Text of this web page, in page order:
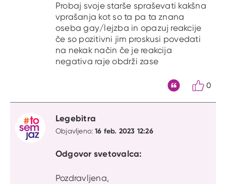
Probaj svoje starše spraševati kakšna
vprašanja kot so ta pa ta znana
oseba gay/lejzba in opazuj reakcije
če so pozitivni jim proskusi povedati
na nekak način če je reakcija
negativa raje obdrži zase
0
Legebitra
Objavljeno:16 feb. 2023 12:26
Odgovor svetovalca:
Pozdravljena,